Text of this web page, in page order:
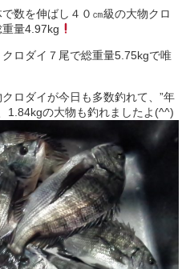
数を伸ばし４０㎝級の大物クロ
量4.97kg
ロダイ７尾で総重量5.75kgで唯
ロダイが今日も多数釣れて、”年
1.84kgの大物も釣れましたよ(^^)